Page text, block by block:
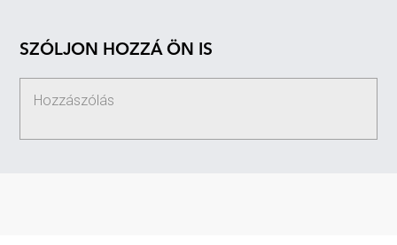
SZÓLJON HOZZÁ ÖN IS